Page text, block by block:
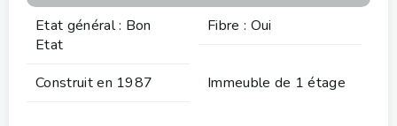
Etat général : Bon
Etat
Fibre : Oui
Construit en 1987 Immeuble de 1 étage